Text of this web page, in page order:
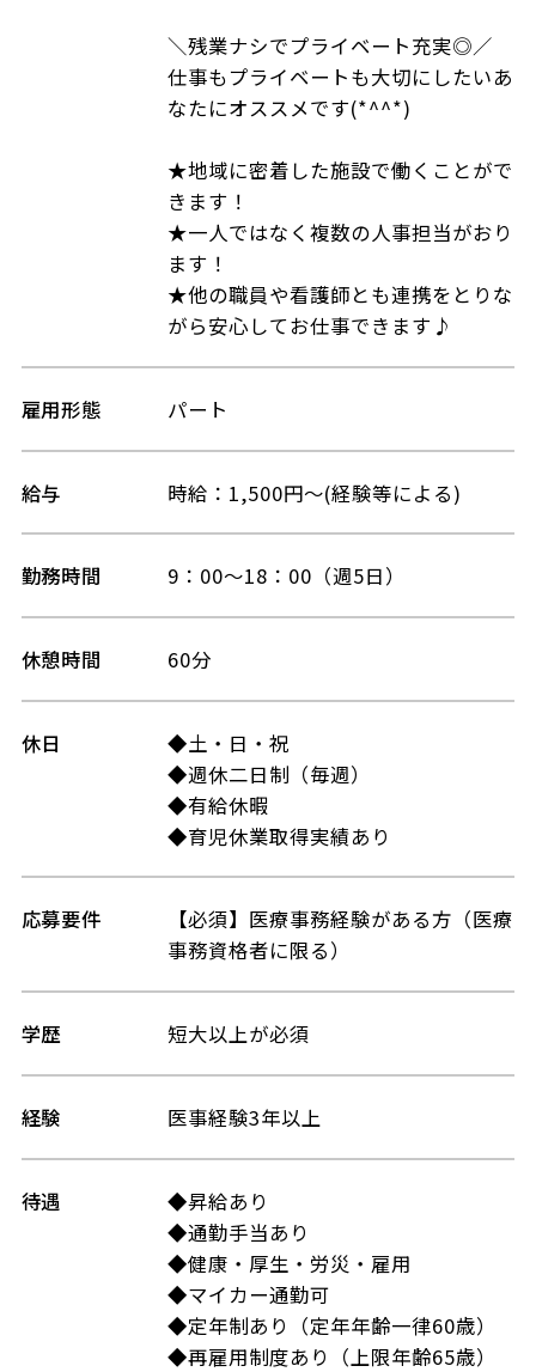
＼残業ナシでプライベート充実◎／
仕事もプライベートも大切にしたいあ
なたにオススメです(*^^*)
★地域に密着した施設で働くことがで
きます！
★一人ではなく複数の人事担当がおり
ます！
★他の職員や看護師とも連携をとりな
がら安心してお仕事できます♪
雇用形態 パート
給与 時給：1,500円～(経験等による)
勤務時間 9：00～18：00（週5日）
休憩時間 60分
休日
◆土・日・祝
◆週休二日制（毎週）
◆有給休暇
◆育児休業取得実績あり
応募要件
【必須】医療事務経験がある方（医療
事務資格者に限る）
学歴 短大以上が必須
経験 医事経験3年以上
待遇
◆昇給あり
◆通勤手当あり
◆健康・厚生・労災・雇用
◆マイカー通勤可
◆定年制あり（定年年齢一律60歳）
◆再雇用制度あり（上限年齢65歳）